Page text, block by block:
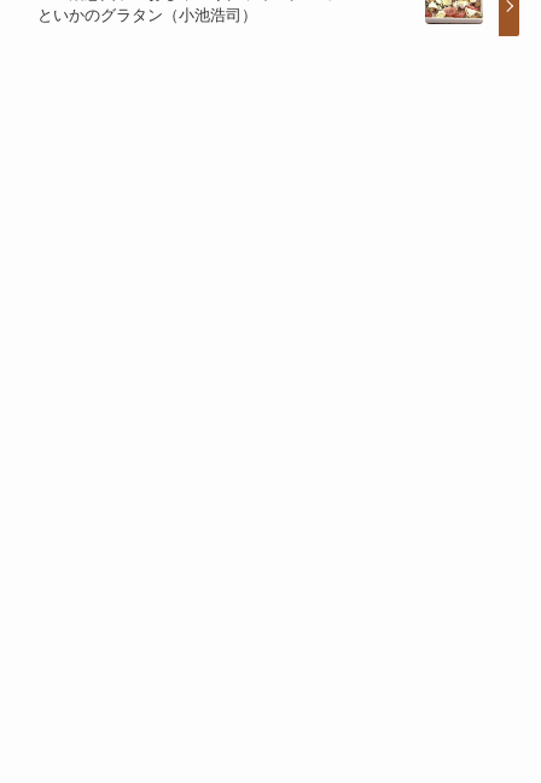
といかのグラタン（小池浩司）